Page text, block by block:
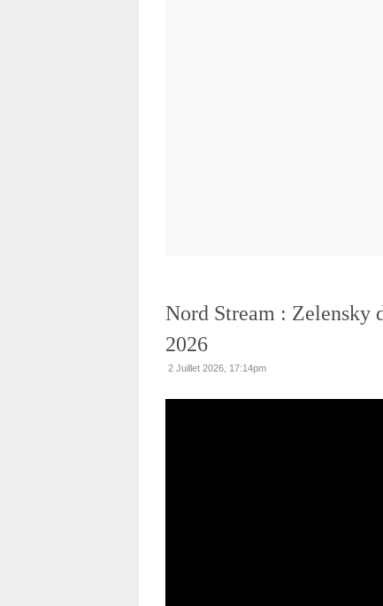
Nord Stream : Zelensky
2026
2 Juillet 2026, 17:14pm